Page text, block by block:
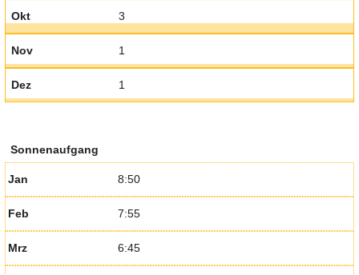
Okt 3
Nov 1
Dez 1
Sonnenaufgang
Jan 8:50
Feb 7:55
Mrz 6:45